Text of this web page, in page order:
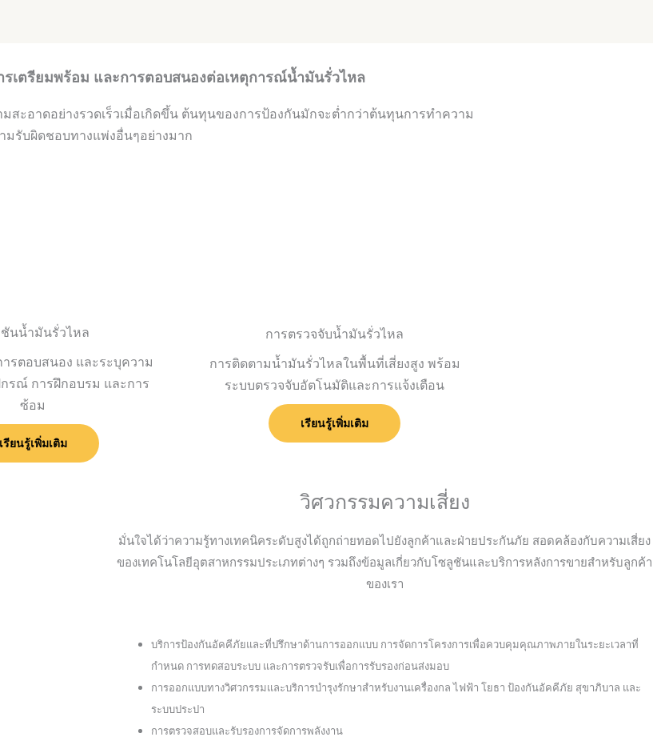
เตรียมพร้อม และการตอบสนองต่อเหตุการณ์น้ำมันรั่วไหล
ะอาดอย่างรวดเร็วเมื่อเกิดขึ้น ต้นทุนของการป้องกันมักจะต่ำกว่าต้นทุนการทำความ
มรับผิดชอบทางแพ่งอื่นๆอย่างมาก
นน้ำมันรั่วไหล
รตอบสนอง และระบุความ
รณ์ การฝึกอบรม และการ
ซ้อม
เรียนรู้เพิ่มเติม
การตรวจจับน้ำมันรั่วไหล
การติดตามน้ำมันรั่วไหลในพื้นที่เสี่ยงสูง พร้อม
ระบบตรวจจับอัตโนมัติและการแจ้งเตือน
เรียนรู้เพิ่มเติม
วิศวกรรมความเสี่ยง
มั่นใจได้ว่าความรู้ทางเทคนิคระดับสูงได้ถูกถ่ายทอดไปยังลูกค้าและฝ่ายประกันภัย สอดคล้องกับความเสี่ยง
ของเทคโนโลยีอุตสาหกรรมประเภทต่างๆ รวมถึงข้อมูลเกี่ยวกับโซลูชันและบริการหลังการขายสำหรับลูกค้า
ของเรา
บริการป้องกันอัคคีภัยและที่ปรึกษาด้านการออกแบบ การจัดการโครงการเพื่อควบคุมคุณภาพภายในระยะเวลาที่
กำหนด การทดสอบระบบ และการตรวจรับเพื่อการรับรองก่อนส่งมอบ
การออกแบบทางวิศวกรรมและบริการบำรุงรักษาสำหรับงานเครื่องกล ไฟฟ้า โยธา ป้องกันอัคคีภัย สุขาภิบาล และ
ระบบประปา
การตรวจสอบและรับรองการจัดการพลังงาน